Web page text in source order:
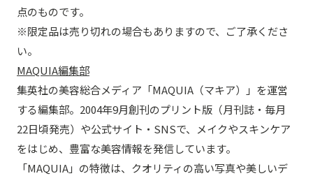
点のものです。
※限定品は売り切れの場合もありますので、ご了承くださ
い。
MAQUIA編集部
集英社の美容総合メディア「MAQUIA（マキア）」を運営
する編集部。2004年9月創刊のプリント版（月刊誌・毎月
22日頃発売）や公式サイト・SNSで、メイクやスキンケア
をはじめ、豊富な美容情報を発信しています。
「MAQUIA」の特徴は、クオリティの高い写真や美しいデ